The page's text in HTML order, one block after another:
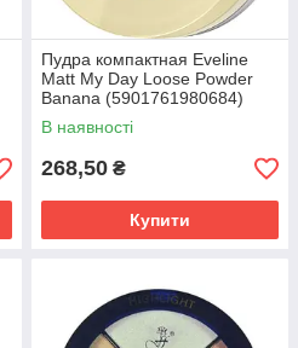
Пудра компактная Eveline
Matt My Day Loose Powder
Banana (5901761980684)
В наявності
268,50 ₴
Купити